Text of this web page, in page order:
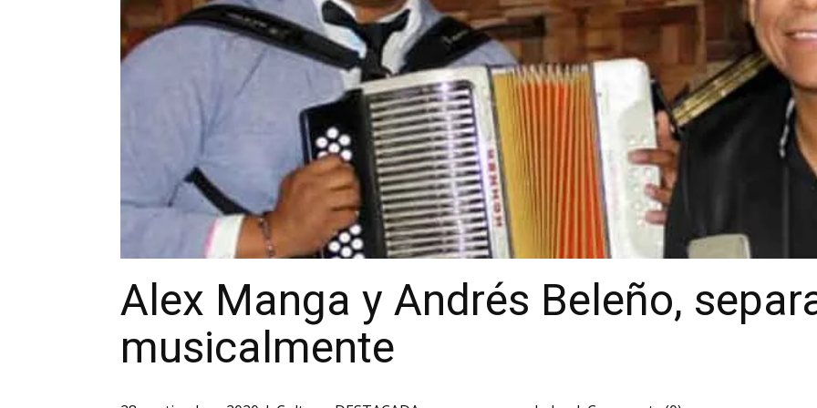
Alex Manga y Andrés Beleño,
musicalmente